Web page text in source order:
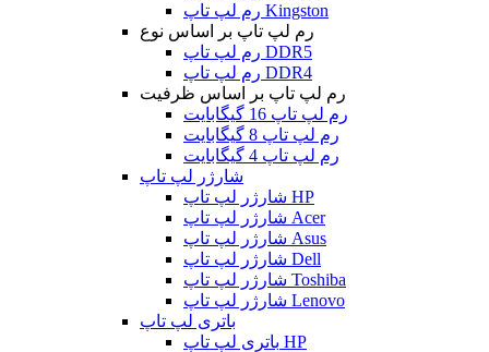
رم لپ تاپ Kingston
رم لپ تاپ بر اساس نوع
رم لپ تاپ DDR5
رم لپ تاپ DDR4
رم لپ تاپ بر اساس ظرفیت
رم لپ تاپ 16 گیگابایت
رم لپ تاپ 8 گیگابایت
رم لپ تاپ 4 گیگابایت
شارژر لپ تاپ
شارژر لپ تاپ HP
شارژر لپ تاپ Acer
شارژر لپ تاپ Asus
شارژر لپ تاپ Dell
شارژر لپ تاپ Toshiba
شارژر لپ تاپ Lenovo
باتری لپ تاپ
باتری لپ تاپ HP